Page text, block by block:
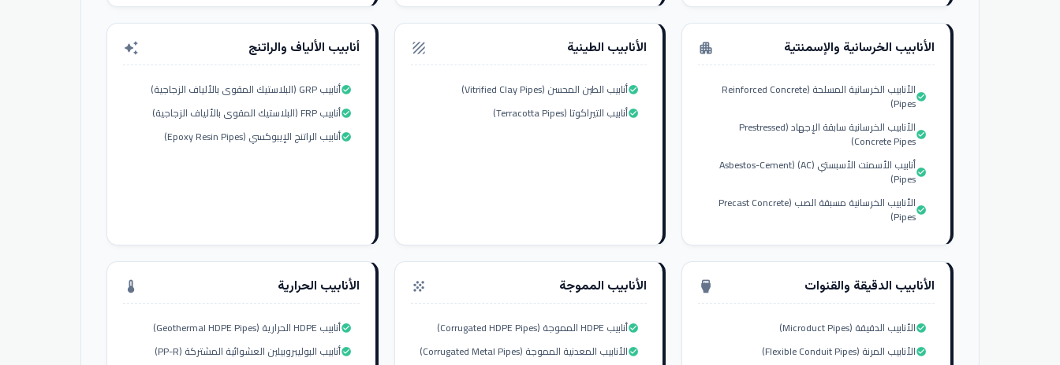
الأنابيب الخرسانية والإسمنتية apartment
الأنابيب الخرسانية المسلحة (Reinforced Concrete
Pipes)check_circle
الأنابيب الخرسانية سابقة الإجهاد (Prestressed
Concrete Pipes)check_circle
أنابيب الأسمنت الأسبستي (AC) (Asbestos-Cement
Pipes)check_circle
الأنابيب الخرسانية مسبقة الصب (Precast Concrete
Pipes)check_circle
الأنابيب الطينية texture
أنابيب الطين المحسن (Vitrified Clay Pipes)check_circle
أنابيب التيراكوتا (Terracotta Pipes)check_circle
أنابيب الألياف والراتنج auto_awesome
أنابيب GRP (البلاستيك المقوى بالألياف الزجاجية)check_circle
أنابيب FRP (البلاستيك المقوى بالألياف الزجاجية)check_circle
أنابيب الراتنج الإيبوكسي (Epoxy Resin Pipes)check_circle
الأنابيب الدقيقة والقنوات settings_input_hdmi
الأنابيب الدقيقة (Microduct Pipes)check_circle
الأنابيب المرنة (Flexible Conduit Pipes)check_circle
الأنابيب المموجة grain
أنابيب HDPE المموجة (Corrugated HDPE Pipes)check_circle
الأنابيب المعدنية المموجة (Corrugated Metal Pipes)check_circle
الأنابيب الحرارية thermostat
أنابيب HDPE الحرارية (Geothermal HDPE Pipes)check_circle
أنابيب البوليبروبيلين العشوائية المشتركة (PP-R)check_circle